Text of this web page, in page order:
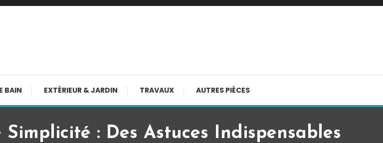
BAIN EXTÉRIEUR & JARDIN TRAVAUX AUTRES PIÈCES
: Des Astuces Indispensables